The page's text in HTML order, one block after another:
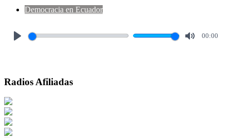
Democracia en Ecuador
00:00
Radios Afiliadas